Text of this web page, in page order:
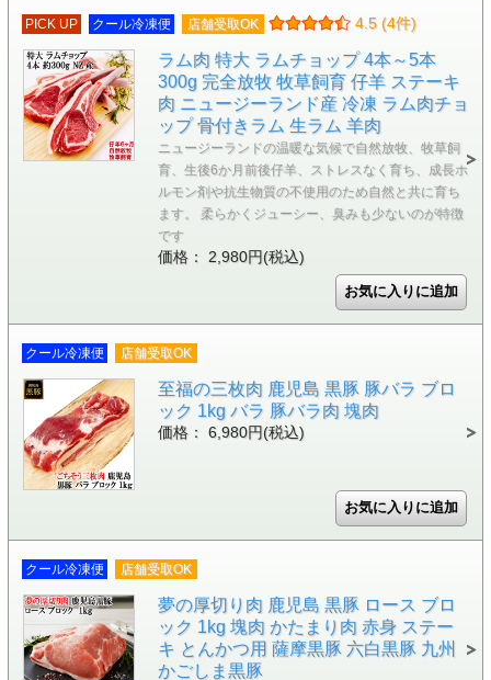
PICK UP クール冷凍便 店舗受取OK 4.5 (4件)
ラム肉 特大 ラムチョップ 4本～5本
300g 完全放牧 牧草飼育 仔羊 ステーキ
肉 ニュージーランド産 冷凍 ラム肉チョ
ップ 骨付きラム 生ラム 羊肉
ニュージーランドの温暖な気候で自然放牧、牧草飼
育、生後6か月前後仔羊、ストレスなく育ち、成長ホ
ルモン剤や抗生物質の不使用のため自然と共に育ち
ます。 柔らかくジューシー、臭みも少ないのが特徴
です
価格： 2,980円(税込)
クール冷凍便 店舗受取OK
至福の三枚肉 鹿児島 黒豚 豚バラ ブロ
ック 1kg バラ 豚バラ肉 塊肉
価格： 6,980円(税込)
クール冷凍便 店舗受取OK
夢の厚切り肉 鹿児島 黒豚 ロース ブロ
ック 1kg 塊肉 かたまり肉 赤身 ステー
キ とんかつ用 薩摩黒豚 六白黒豚 九州
かごしま黒豚